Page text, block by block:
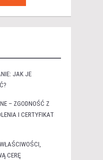
JAK JE
– ZGODNOŚĆ Z
I CERTYFIKAT
CERĘ